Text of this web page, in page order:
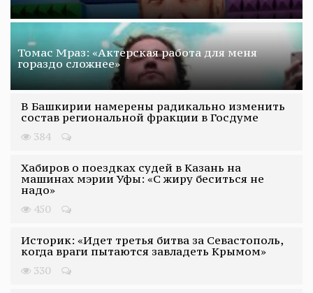
Томас Мраз: «Актерская работа для меня
гораздо сложнее»
В Башкирии намерены радикально изменить
состав региональной фракции в Госдуме
384
Хабиров о поездках судей в Казань на
машинах мэрии Уфы: «С жиру беситься не
надо»
450
Историк: «Идет третья битва за Севастополь,
когда враги пытаются завладеть Крымом»
330